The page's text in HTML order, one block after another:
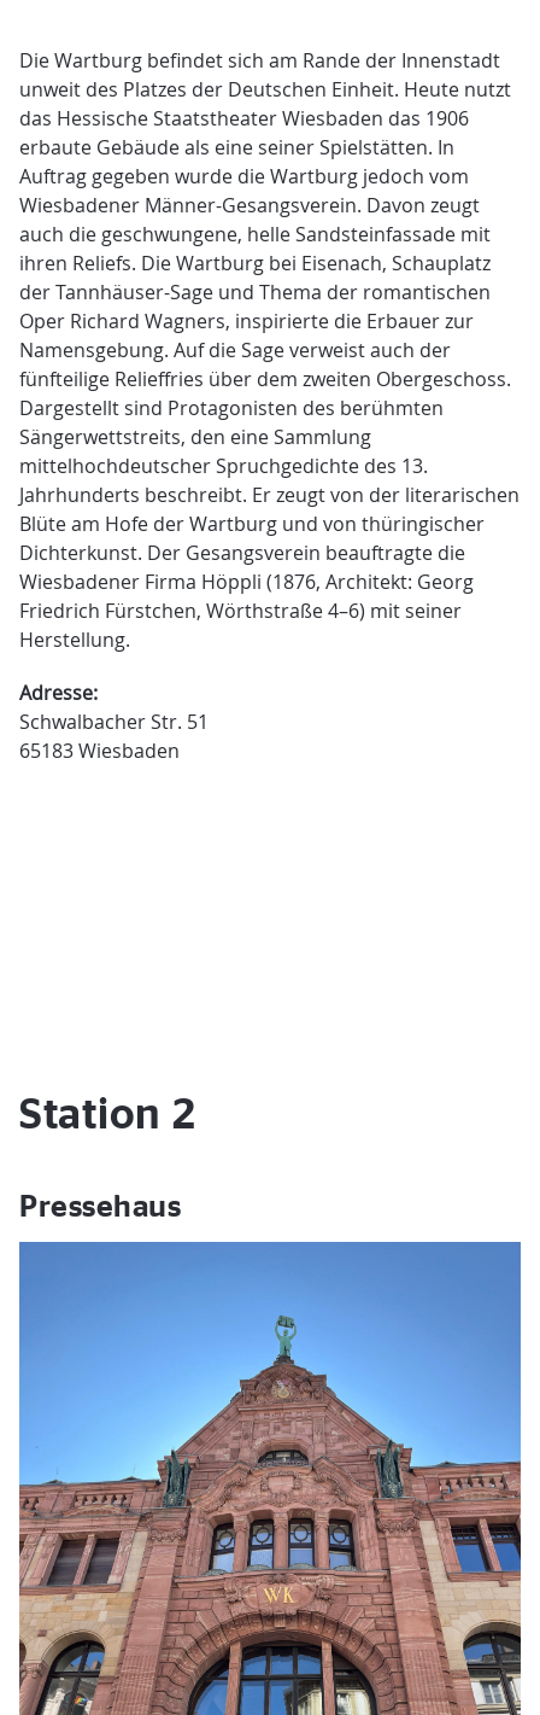
Die Wartburg befindet sich am Rande der Innenstadt
unweit des Platzes der Deutschen Einheit. Heute nutzt
das Hessische Staatstheater Wiesbaden das 1906
erbaute Gebäude als eine seiner Spielstätten. In
Auftrag gegeben wurde die Wartburg jedoch vom
Wiesbadener Männer-Gesangsverein. Davon zeugt
auch die geschwungene, helle Sandsteinfassade mit
ihren Reliefs. Die Wartburg bei Eisenach, Schauplatz
der Tannhäuser-Sage und Thema der romantischen
Oper Richard Wagners, inspirierte die Erbauer zur
Namensgebung. Auf die Sage verweist auch der
fünfteilige Relieffries über dem zweiten Obergeschoss.
Dargestellt sind Protagonisten des berühmten
Sängerwettstreits, den eine Sammlung
mittelhochdeutscher Spruchgedichte des 13.
Jahrhunderts beschreibt. Er zeugt von der literarischen
Blüte am Hofe der Wartburg und von thüringischer
Dichterkunst. Der Gesangsverein beauftragte die
Wiesbadener Firma Höppli (1876, Architekt: Georg
Friedrich Fürstchen, Wörthstraße 4–6) mit seiner
Herstellung.
Adresse:
Schwalbacher Str. 51
65183 Wiesbaden
Station 2
Pressehaus